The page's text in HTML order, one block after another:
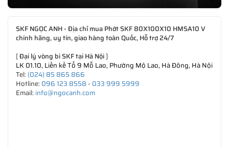
SKF NGỌC ANH - Địa chỉ mua Phớt SKF 80X100X10 HMSA10 V
chính hãng, uy tín, giao hàng toàn Quốc, Hỗ trợ 24/7
[Đại lý vòng bi SKF tại Hà Nội]
LK 01.10, Liền kề Tổ 9 Mỗ Lao, Phường Mộ Lao, Hà Đông, Hà Nội
Tel: (024) 85 865 866
Hotline: 096 123 8558- 033 999 5999
Email: info@ngocanh.com